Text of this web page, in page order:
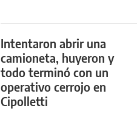
Intentaron abrir una
camioneta, huyeron y
todo terminó con un
operativo cerrojo en
Cipolletti